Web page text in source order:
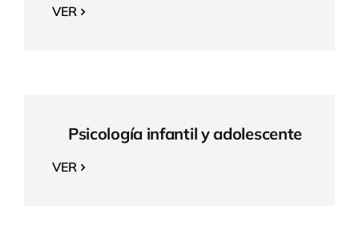
VER
Psicología infantil y adolescente
VER